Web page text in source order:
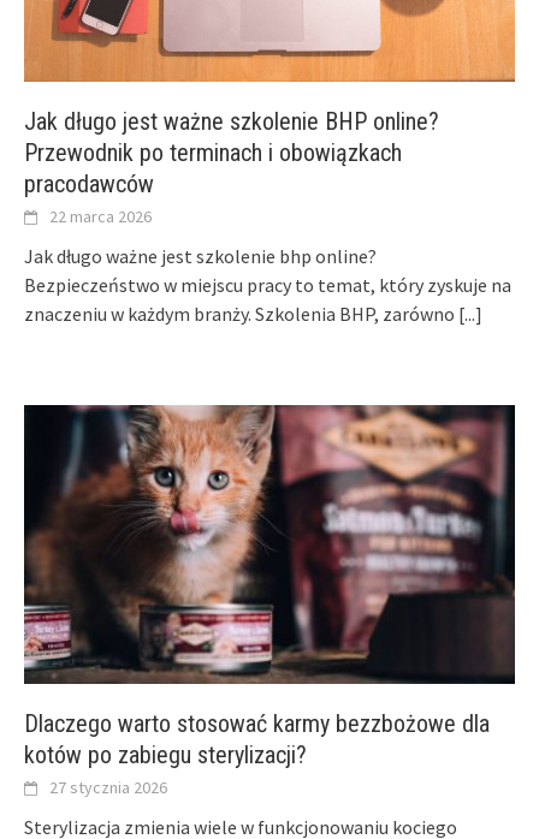
Jak długo jest ważne szkolenie BHP online?
Przewodnik po terminach i obowiązkach
pracodawców
22 marca 2026
Jak długo ważne jest szkolenie bhp online?
Bezpieczeństwo w miejscu pracy to temat, który zyskuje na
znaczeniu w każdym branży. Szkolenia BHP, zarówno [...]
Dlaczego warto stosować karmy bezzbożowe dla
kotów po zabiegu sterylizacji?
27 stycznia 2026
Sterylizacja zmienia wiele w funkcjonowaniu kociego